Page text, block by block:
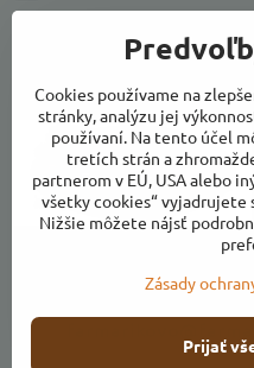
Kontakty
Ulica k Váhu, areál
Cookies používame na
stránky, analýzu jej
používaní. Na tento účel
tretích strán a
partnerom v EÚ, USA alebo
všetky cookies“ vyjadrujete
Nižšie môžete nájsť
Zásady
Prijať